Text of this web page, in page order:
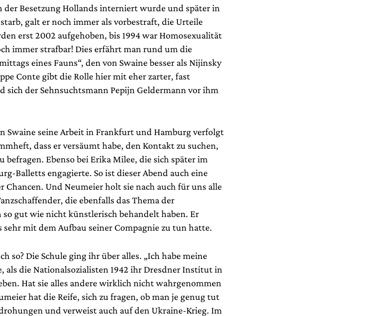
der Besetzung Hollands interniert wurde und später in
galt er noch immer als vorbestraft, die Urteile
erst 2002 aufgehoben, bis 1994 war Homosexualität
immer strafbar! Dies erfährt man rund um die
eines Fauns“, den von Swaine besser als Nijinsky
Conte gibt die Rolle hier mit eher zarter, fast
sich der Sehnsuchtsmann Pepijn Geldermann vor ihm
Swaine seine Arbeit in Frankfurt und Hamburg verfolgt
dass er versäumt habe, den Kontakt zu suchen,
befragen. Ebenso bei Erika Milee, die sich später im
Balletts engagierte. So ist dieser Abend auch eine
Chancen. Und Neumeier holt sie nach auch für uns alle
die ebenfalls das Thema der
so gut wie nicht künstlerisch behandelt haben. Er
sehr mit dem Aufbau seiner Compagnie zu tun hatte.
so? Die Schule ging ihr über alles. „Ich habe meine
als die Nationalsozialisten 1942 ihr Dresdner Institut in
Hat sie alles andere wirklich nicht wahrgenommen
hat die Reife, sich zu fragen, ob man je genug tut
und verweist auch auf den Ukraine-Krieg. Im